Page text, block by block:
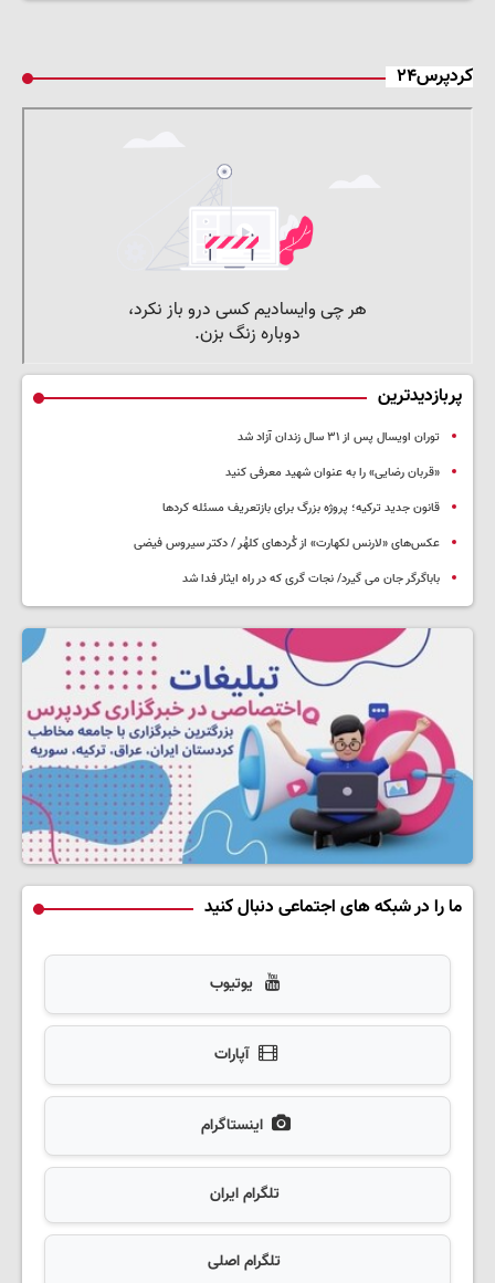
کردپرس۲۴
پربازدیدترین
توران اویسال پس از ۳۱ سال زندان آزاد شد
«قربان رضایی» را به عنوان شهید معرفی کنید
قانون جدید ترکیه؛ پروژه بزرگ‌ برای بازتعریف مسئله کردها
عکس‌های «لارنس لکهارت» از کُردهای کلهُر / دکتر سیروس فیضی
باباگرگر جان می گیرد/ نجات گری که در راه ایثار فدا شد
ما را در شبکه های اجتماعی دنبال کنید
یوتیوب
آپارات
اینستاگرام
تلگرام ایران
تلگرام اصلی